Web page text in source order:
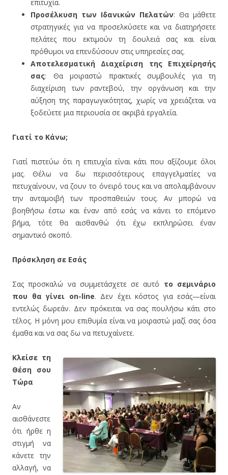
επιτυχία.
Προσέλκυση των Ιδανικών Πελατών: Θα μάθετε
στρατηγικές για να προσελκύσετε και να διατηρήσετε
πελάτες που εκτιμούν τη δουλειά σας και είναι
πρόθυμοι να επενδύσουν στις υπηρεσίες σας.
Αποτελεσματική Διαχείριση της Επιχείρησής
σας: Θα μοιραστώ πρακτικές συμβουλές για τη
διαχείριση των ραντεβού, την οργάνωση και την
αύξηση της παραγωγικότητας, χωρίς να χρειάζεται να
ξοδεύετε μια περιουσία σε ακριβά εργαλεία.
Γιατί το Κάνω;
Γιατί πιστεύω ότι η επιτυχία είναι κάτι που αξίζουμε όλοι
μας. Θέλω να δω περισσότερους επαγγελματίες να
πετυχαίνουν, να ζουν το όνειρό τους και να απολαμβάνουν
την ανταμοιβή των προσπαθειών τους. Αν μπορώ να
βοηθήσω έστω και έναν από εσάς να κάνει το επόμενο
βήμα, τότε θα αισθανθώ ότι έχω εκπληρώσει έναν
σημαντικό σκοπό.
Πρόσκληση σε Εσάς
Σας προσκαλώ να συμμετάσχετε σε αυτό το σεμινάριο
που θα γίνει on-line. Δεν έχει κόστος για εσάς—είναι
εντελώς δωρεάν. Δεν πρόκειται να σας πουλήσω κάτι στο
τέλος. Η μόνη μου επιθυμία είναι να μοιραστώ μαζί σας όσα
έμαθα και να σας δω να πετυχαίνετε.
Κλείσε τη
Θέση σου
Τώρα
Αν
αισθάνεστε
ότι ήρθε η
στιγμή να
κάνετε την
αλλαγή, να